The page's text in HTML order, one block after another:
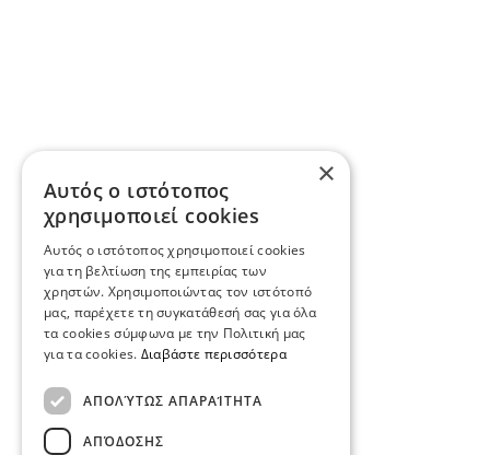
×
Αυτός ο ιστότοπος
χρησιμοποιεί cookies
Αυτός ο ιστότοπος χρησιμοποιεί cookies
για τη βελτίωση της εμπειρίας των
χρηστών. Χρησιμοποιώντας τον ιστότοπό
μας, παρέχετε τη συγκατάθεσή σας για όλα
τα cookies σύμφωνα με την Πολιτική μας
για τα cookies. Διαβάστε περισσότερα
ΑΠΟΛΎΤΩΣ ΑΠΑΡΑΊΤΗΤΑ
ΑΠΌΔΟΣΗΣ